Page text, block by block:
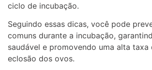
ciclo de incubação.
Seguindo essas dicas, você pode
comuns durante a incubação,
saudável e promovendo uma alta taxa
eclosão dos ovos.